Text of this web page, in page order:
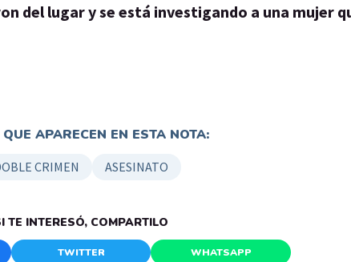
del lugar y se está investigando a una mujer
APARECEN EN ESTA NOTA:
CRIMEN ASESINATO
TE INTERESÓ, COMPARTILO
TWITTER WHATSAPP